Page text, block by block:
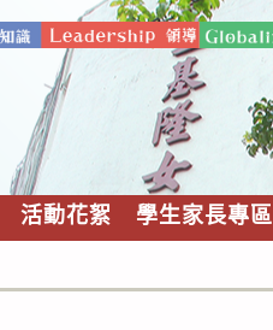
活動花絮 學生家長專區